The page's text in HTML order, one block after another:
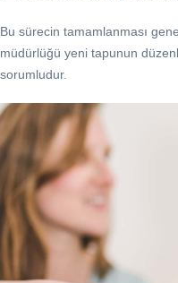
Bu sürecin tamamlanması
müdürlüğü yeni tapunun
sorumludur.